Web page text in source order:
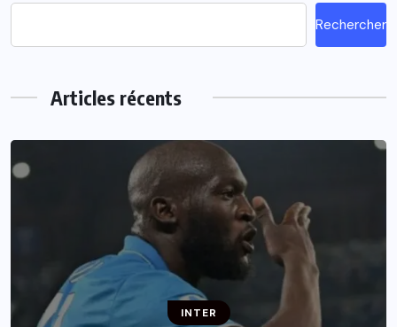
Rechercher
Articles récents
INTER